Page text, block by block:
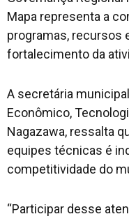
Mapa representa a
programas, recursos
fortalecimento da
A secretária
Econômico,
Nagazawa, ressalta
equipes técnicas é
competitividade do
“Participar desse